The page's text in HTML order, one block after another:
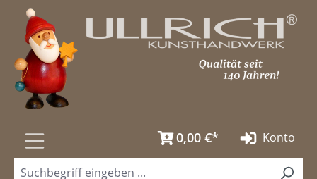
Zum Hauptinhalt springen
0,00 €* Konto